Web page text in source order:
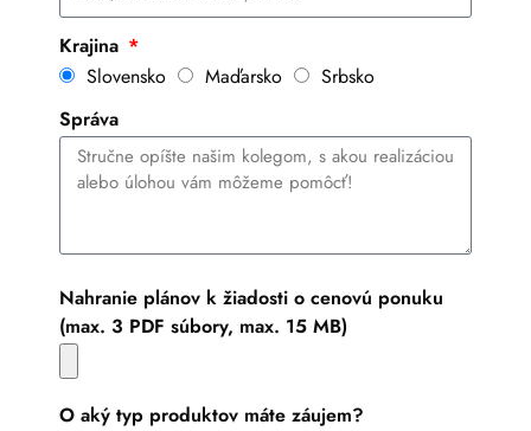
Krajina
Slovensko
Maďarsko
Srbsko
Správa
Nahranie plánov k žiadosti o cenovú ponuku
(max. 3 PDF súbory, max. 15 MB)
O aký typ produktov máte záujem?